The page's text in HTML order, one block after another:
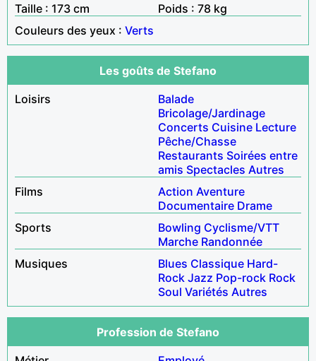
Taille : 173 cm
Poids : 78 kg
Couleurs des yeux : Verts
Les goûts de Stefano
Loisirs
Balade
Bricolage/Jardinage
Concerts Cuisine Lecture
Pêche/Chasse
Restaurants Soirées entre
amis Spectacles Autres
Films
Action Aventure
Documentaire Drame
Sports
Bowling Cyclisme/VTT
Marche Randonnée
Musiques
Blues Classique Hard-
Rock Jazz Pop-rock Rock
Soul Variétés Autres
Profession de Stefano